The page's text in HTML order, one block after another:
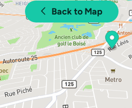
Back to Map